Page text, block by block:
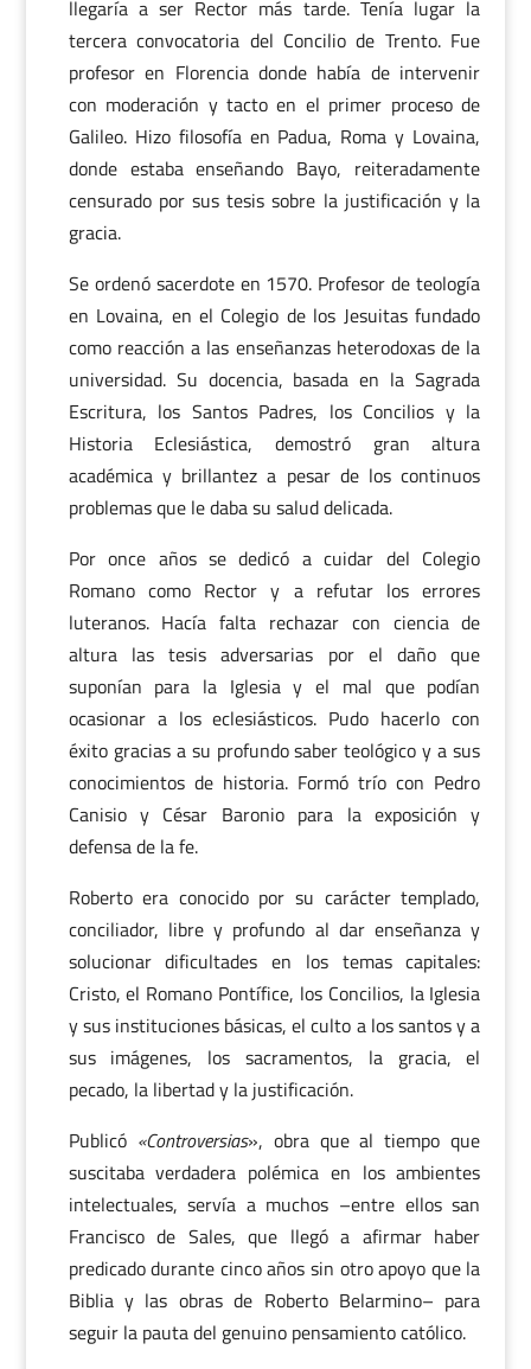
llegaría a ser Rector más tarde. Tenía lugar la
tercera convocatoria del Concilio de Trento. Fue
profesor en Florencia donde había de intervenir
con moderación y tacto en el primer proceso de
Galileo. Hizo filosofía en Padua, Roma y Lovaina,
donde estaba enseñando Bayo, reiteradamente
censurado por sus tesis sobre la justificación y la
gracia.
Se ordenó sacerdote en 1570. Profesor de teología
en Lovaina, en el Colegio de los Jesuitas fundado
como reacción a las enseñanzas heterodoxas de la
universidad. Su docencia, basada en la Sagrada
Escritura, los Santos Padres, los Concilios y la
Historia Eclesiástica, demostró gran altura
académica y brillantez a pesar de los continuos
problemas que le daba su salud delicada.
Por once años se dedicó a cuidar del Colegio
Romano como Rector y a refutar los errores
luteranos. Hacía falta rechazar con ciencia de
altura las tesis adversarias por el daño que
suponían para la Iglesia y el mal que podían
ocasionar a los eclesiásticos. Pudo hacerlo con
éxito gracias a su profundo saber teológico y a sus
conocimientos de historia. Formó trío con Pedro
Canisio y César Baronio para la exposición y
defensa de la fe.
Roberto era conocido por su carácter templado,
conciliador, libre y profundo al dar enseñanza y
solucionar dificultades en los temas capitales:
Cristo, el Romano Pontífice, los Concilios, la Iglesia
y sus instituciones básicas, el culto a los santos y a
sus imágenes, los sacramentos, la gracia, el
pecado, la libertad y la justificación.
Publicó «Controversias», obra que al tiempo que
suscitaba verdadera polémica en los ambientes
intelectuales, servía a muchos –entre ellos san
Francisco de Sales, que llegó a afirmar haber
predicado durante cinco años sin otro apoyo que la
Biblia y las obras de Roberto Belarmino– para
seguir la pauta del genuino pensamiento católico.